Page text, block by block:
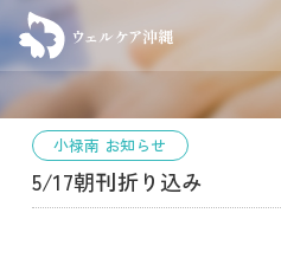
5/17朝刊折り込み
小禄南 お知らせ